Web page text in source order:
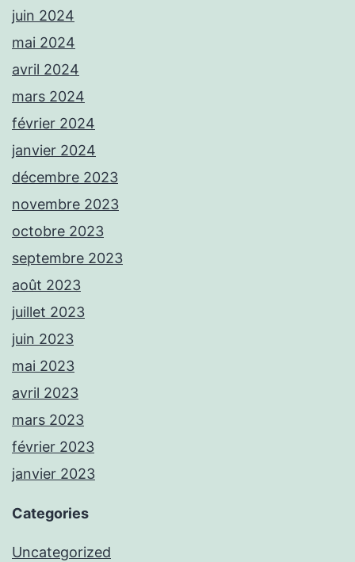
juin 2024
mai 2024
avril 2024
mars 2024
février 2024
janvier 2024
décembre 2023
novembre 2023
octobre 2023
septembre 2023
août 2023
juillet 2023
juin 2023
mai 2023
avril 2023
mars 2023
février 2023
janvier 2023
Categories
Uncategorized